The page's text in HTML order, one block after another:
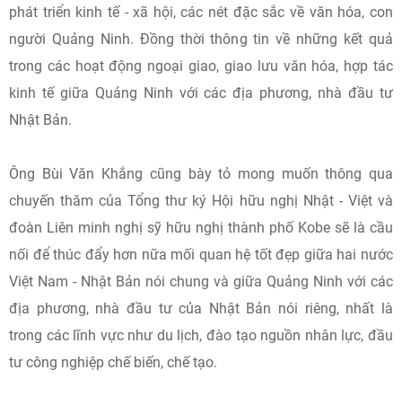
phát triển kinh tế - xã hội, các nét đặc sắc về văn hóa, con
người Quảng Ninh. Đồng thời thông tin về những kết quả
trong các hoạt động ngoại giao, giao lưu văn hóa, hợp tác
kinh tế giữa Quảng Ninh với các địa phương, nhà đầu tư
Nhật Bản.
Ông Bùi Văn Khắng cũng bày tỏ mong muốn thông qua
chuyến thăm của Tổng thư ký Hội hữu nghị Nhật - Việt và
đoàn Liên minh nghị sỹ hữu nghị thành phố Kobe sẽ là cầu
nối để thúc đẩy hơn nữa mối quan hệ tốt đẹp giữa hai nước
Việt Nam - Nhật Bản nói chung và giữa Quảng Ninh với các
địa phương, nhà đầu tư của Nhật Bản nói riêng, nhất là
trong các lĩnh vực như du lịch, đào tạo nguồn nhân lực, đầu
tư công nghiệp chế biến, chế tạo.